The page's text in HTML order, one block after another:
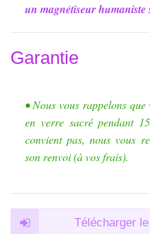
un magnétiseur
Garantie
• Nous vous rappelons que
en verre sacré pendant
convient pas, nous vous
son renvoi (à vos frais).
Télécharger